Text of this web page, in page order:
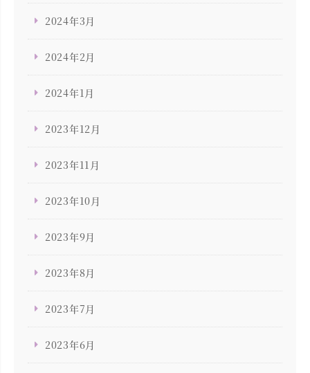
2024年3月
2024年2月
2024年1月
2023年12月
2023年11月
2023年10月
2023年9月
2023年8月
2023年7月
2023年6月